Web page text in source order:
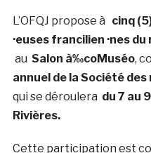
L’OFQJ propose à cinq
·euses francilien ·nes
au Salon à‰coMuséo,
annuel de la Société des
qui se déroulera du 7 au
Rivières.
Cette participation est